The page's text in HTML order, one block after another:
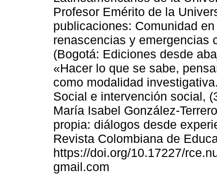
Profesor Emérito de la
publicaciones: Comunidad
renascencias y emergencias
(Bogotá: Ediciones desde
«Hacer lo que se sabe,
como modalidad
Social e intervención social,
María Isabel González-
propia: diálogos desde
Revista Colombiana de
https://doi.org/10.17227/
gmail.com